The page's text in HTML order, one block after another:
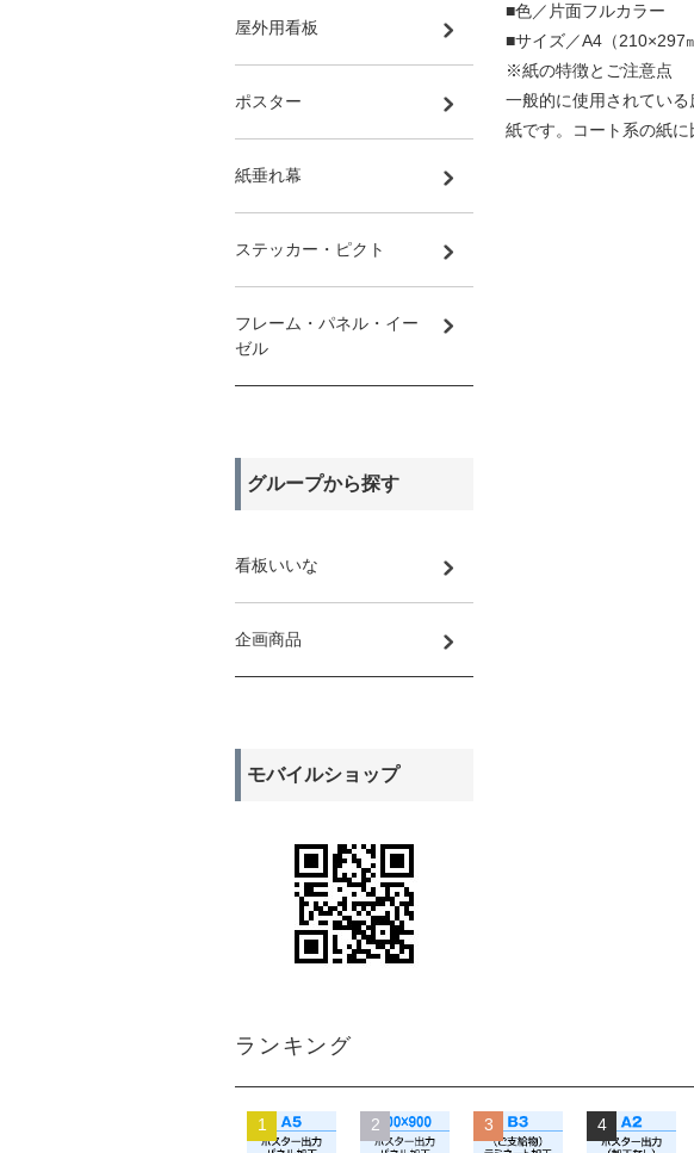
■色／片面フルカラー
■サイズ／A4（210×297
※紙の特徴とご注意点
一般的に使用されてい
紙です。コート系の紙に
屋外用看板
ポスター
紙垂れ幕
ステッカー・ピクト
フレーム・パネル・イー
ゼル
グループから探す
看板いいな
企画商品
モバイルショップ
ランキング
1 2 3 4